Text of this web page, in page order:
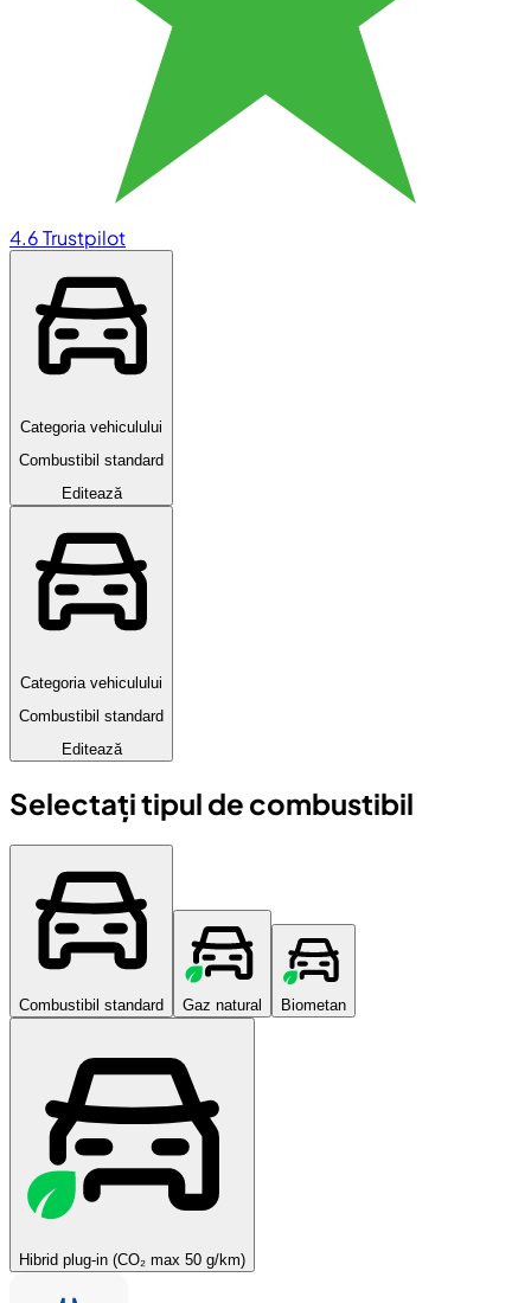
4.6Trustpilot
Categoria vehiculului
Combustibil standard
Editează
Categoria vehiculului
Combustibil standard
Editează
Selectați tipul de combustibil
Combustibil standard Gaz natural Biometan
Hibrid plug-in (CO₂ max 50 g/km)